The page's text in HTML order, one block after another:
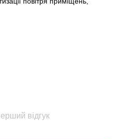
відгук